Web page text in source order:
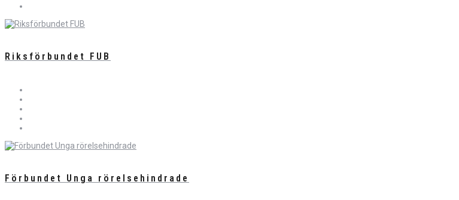
Riksförbundet FUB
Förbundet Unga rörelsehindrade